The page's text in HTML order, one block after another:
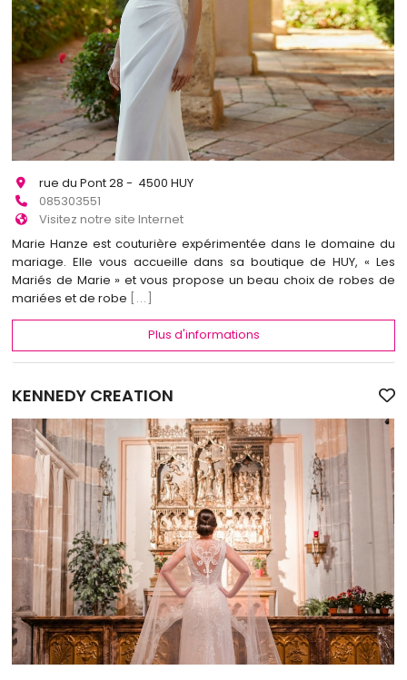
rue du Pont 28 - 4500 HUY
085303551
Visitez notre site Internet
Marie Hanze est couturière expérimentée dans le domaine du
mariage. Elle vous accueille dans sa boutique de HUY, « Les
Mariés de Marie » et vous propose un beau choix de robes de
mariées et de robe [...]
Plus d'informations
KENNEDY CREATION